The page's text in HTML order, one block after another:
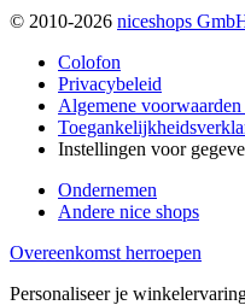
© 2010-2026 niceshops
Colofon
Privacybeleid
Algemene
Instellingen voor
Ondernemen
Andere nice shops
Overeenkomst herroepen
Personaliseer je